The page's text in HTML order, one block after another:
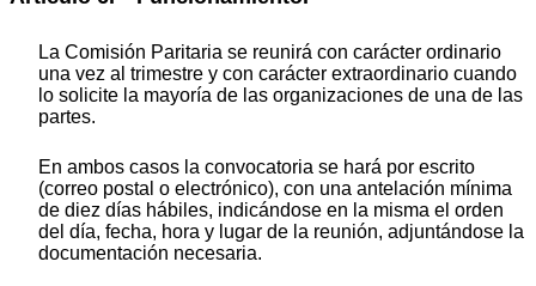
La Comisión Paritaria se reunirá con carácter ordinario
una vez al trimestre y con carácter extraordinario cuando
lo solicite la mayoría de las organizaciones de una de las
partes.
En ambos casos la convocatoria se hará por escrito
(correo postal o electrónico), con una antelación mínima
de diez días hábiles, indicándose en la misma el orden
del día, fecha, hora y lugar de la reunión, adjuntándose la
documentación necesaria.